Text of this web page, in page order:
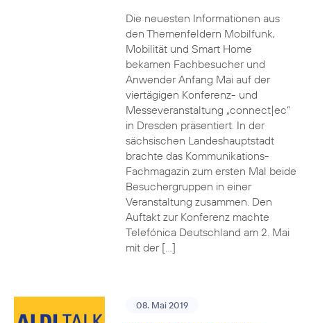
Die neuesten Informationen aus
den Themenfeldern Mobilfunk,
Mobilität und Smart Home
bekamen Fachbesucher und
Anwender Anfang Mai auf der
viertägigen Konferenz- und
Messeveranstaltung „connect|ec“
in Dresden präsentiert. In der
sächsischen Landeshauptstadt
brachte das Kommunikations-
Fachmagazin zum ersten Mal beide
Besuchergruppen in einer
Veranstaltung zusammen. Den
Auftakt zur Konferenz machte
Telefónica Deutschland am 2. Mai
mit der […]
08. Mai 2019